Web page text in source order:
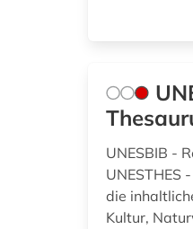
UNESBIB -
UNESTHES
die
Kultur,